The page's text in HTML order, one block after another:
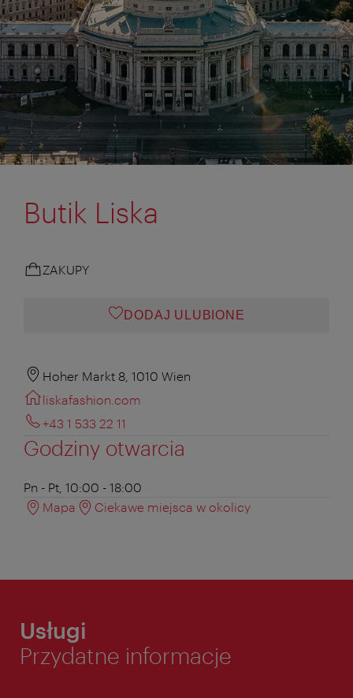
Butik Liska
ZAKUPY
DODAJ ULUBIONE
Hoher Markt 8, 1010 Wien
liskafashion.com
+43 1 533 22 11
Godziny otwarcia
Pn - Pt, 10:00 - 18:00
Mapa
Ciekawe miejsca w okolicy
Usługi
Przydatne informacje